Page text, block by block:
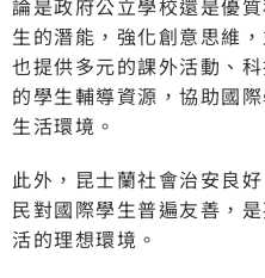
生的潛能，強化創意思維
也提供多元的課外活動、
的學生輔導資源，協助國
生活環境。
此外，昆士蘭社會治安良
民對國際學生普遍友善，
活的理想環境。